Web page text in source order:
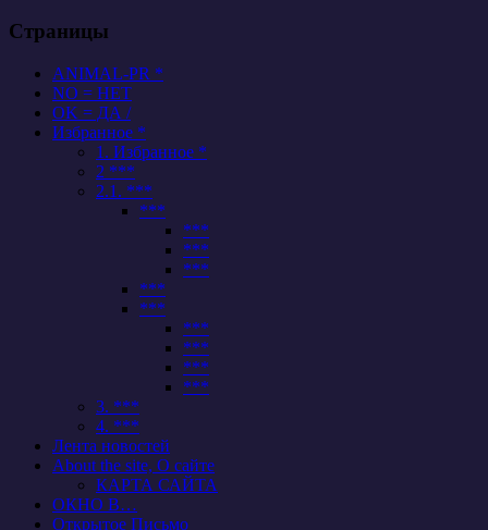
Страницы
ANIMAL-PR *
NO = НЕТ
OK = ДА /
Избранное *
1. Избранное *
2 ***
2.1. ***
***
***
***
***
***
***
***
***
***
***
3. ***
4. ***
Лента новостей
About the site, О сайте
КАРТА САЙТА
ОКНО В…
Открытое Письмо